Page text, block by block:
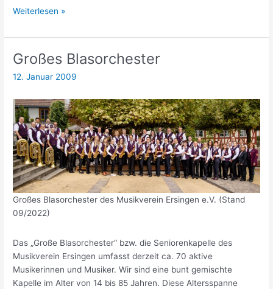
Vorankündigung
Weiterlesen »
Großes Blasorchester
12. Januar 2009
Großes Blasorchester des Musikverein Ersingen e.V. (Stand
09/2022)
Das „Große Blasorchester“ bzw. die Seniorenkapelle des
Musikverein Ersingen umfasst derzeit ca. 70 aktive
Musikerinnen und Musiker. Wir sind eine bunt gemischte
Kapelle im Alter von 14 bis 85 Jahren. Diese Altersspanne